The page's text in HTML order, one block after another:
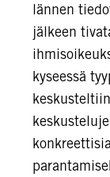
lännen
jälkeen
kyseessä